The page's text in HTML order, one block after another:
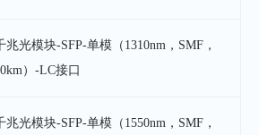
兆光模块-SFP-单模（1310nm，SMF，
）-LC接口
兆光模块-SFP-单模（1550nm，SMF，